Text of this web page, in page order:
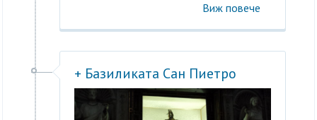
Виж повече
+ Базиликата Сан Пиетро